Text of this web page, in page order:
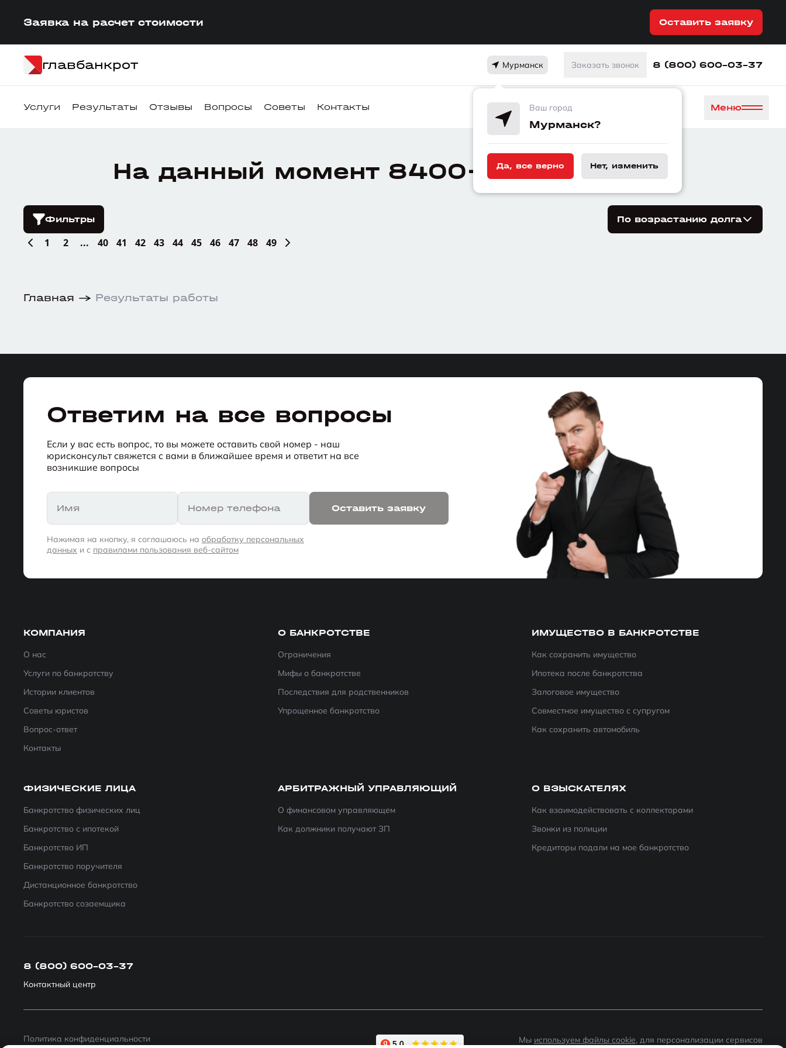
Заявка на расчет стоимости Оставить заявку
главбанкрот Мурманск
Ваш город
Мурманск?
Да, все верно Нет, изменить
Заказать звонок 8 (800) 600-03-37
Меню
Услуги Результаты Отзывы Вопросы Советы Контакты
На данный момент 8400+ дел в работе
По возрастанию долга
Фильтры
1 2 ... 40 41 42 43 44 45 46 47 48 49
Главная Результаты работы
Ответим на все вопросы
Если у вас есть вопрос, то вы можете оставить свой номер - наш
юрисконсульт свяжется с вами в ближайшее время и ответит на все
возникшие вопросы
Имя Номер телефона Оставить заявку
Нажимая на кнопку, я соглашаюсь на обработку персональных
данных и с правилами пользования веб-сайтом
КОМПАНИЯ
О нас
Услуги по банкротству
Истории клиентов
Советы юристов
Вопрос-ответ
Контакты
О БАНКРОТСТВЕ
Ограничения
Мифы о банкротстве
Последствия для родственников
Упрощенное банкротство
ИМУЩЕСТВО В БАНКРОТСТВЕ
Как сохранить имущество
Ипотека после банкротства
Залоговое имущество
Совместное имущество с супругом
Как сохранить автомобиль
ФИЗИЧЕСКИЕ ЛИЦА
Банкротство физических лиц
Банкротство с ипотекой
Банкротство ИП
Банкротство поручителя
Дистанционное банкротство
Банкротство созаемщика
АРБИТРАЖНЫЙ УПРАВЛЯЮЩИЙ
О финансовом управляющем
Как должники получают ЗП
О ВЗЫСКАТЕЛЯХ
Как взаимодействовать с коллекторами
Звонки из полиции
Кредиторы подали на мое банкротство
8 (800) 600-03-37
Контактный центр
Политика конфиденциальности Мы используем файлы cookie, для персонализации сервисов